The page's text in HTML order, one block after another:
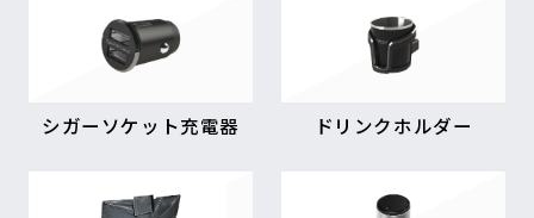
シガーソケット充電器 ドリンクホルダー